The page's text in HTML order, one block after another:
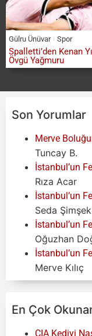
Gülru Ünüvar Spor
Spalletti’den Kenan
Övgü Yağmuru
Son Yorumlar
Merve
Tuncay B.
İstanbul’un
Rıza Acar
İstanbul’un
Seda Şimşek
İstanbul’un
Oğuzhan
İstanbul’un
Merve Kılıç
En Çok
CIA Kediyi